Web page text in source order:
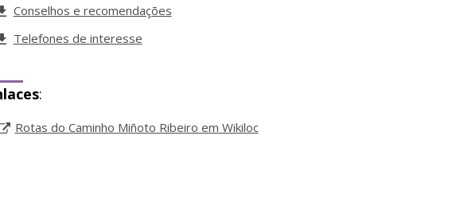
Conselhos e recomendações
Telefones de interesse
:
Rotas do Caminho Miñoto Ribeiro em Wikiloc